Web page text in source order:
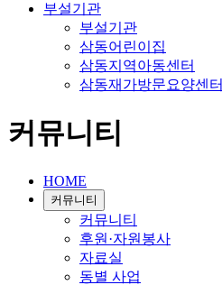
부설기관
부설기관
삼동어린이집
삼동지역아동센터
삼동재가방문요양센터
커뮤니티
HOME
커뮤니티
커뮤니티
후원·자원봉사
자료실
동별 사업